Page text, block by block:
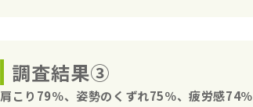
調査結果③
肩こり79％、姿勢のくずれ75％、疲労感74％